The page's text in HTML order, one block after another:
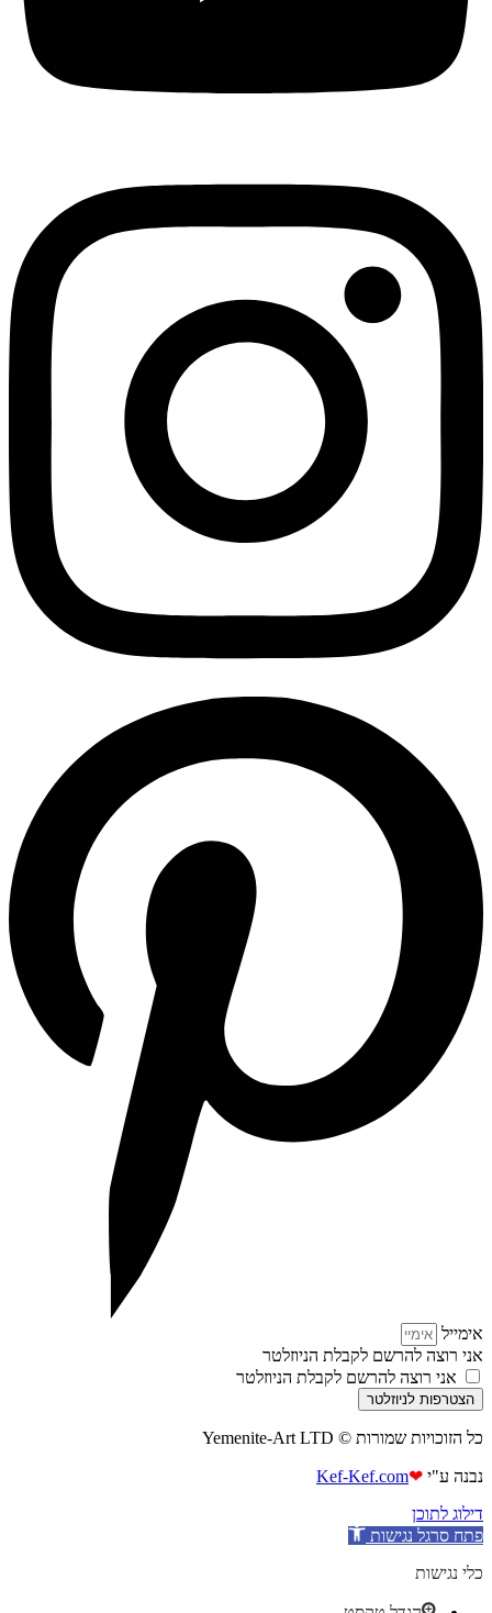
אימייל
אני רוצה להרשם לקבלת הניוזלטר
אני רוצה להרשם לקבלת הניוזלטר
הצטרפות לניוזלטר
כל הזוכויות שמורות © Yemenite-Art LTD
נבנה ע"י ❤
Kef-Kef.com
דילוג לתוכן
פתח סרגל נגישות
כלי נגישות